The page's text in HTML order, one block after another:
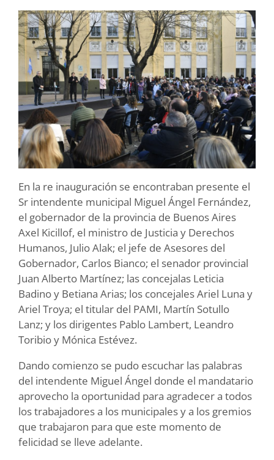
En la re inauguración se encontraban presente el
Sr intendente municipal Miguel Ángel Fernández,
el gobernador de la provincia de Buenos Aires
Axel Kicillof, el ministro de Justicia y Derechos
Humanos, Julio Alak; el jefe de Asesores del
Gobernador, Carlos Bianco; el senador provincial
Juan Alberto Martínez; las concejalas Leticia
Badino y Betiana Arias; los concejales Ariel Luna y
Ariel Troya; el titular del PAMI, Martín Sotullo
Lanz; y los dirigentes Pablo Lambert, Leandro
Toribio y Mónica Estévez.
Dando comienzo se pudo escuchar las palabras
del intendente Miguel Ángel donde el mandatario
aprovecho la oportunidad para agradecer a todos
los trabajadores a los municipales y a los gremios
que trabajaron para que este momento de
felicidad se lleve adelante.